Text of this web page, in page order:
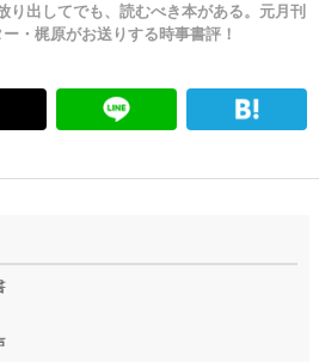
り出してでも、読むべき本がある。元月刊
・梶原がお送りする時事書評！